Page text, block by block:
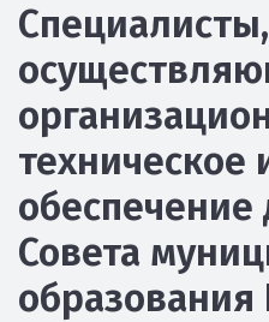
Специалисты,
техническое
обеспечение
Совета
образования